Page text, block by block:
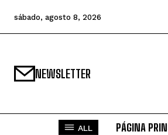
sábado, agosto 8, 2026
NEWSLETTER
ALL PÁGINA